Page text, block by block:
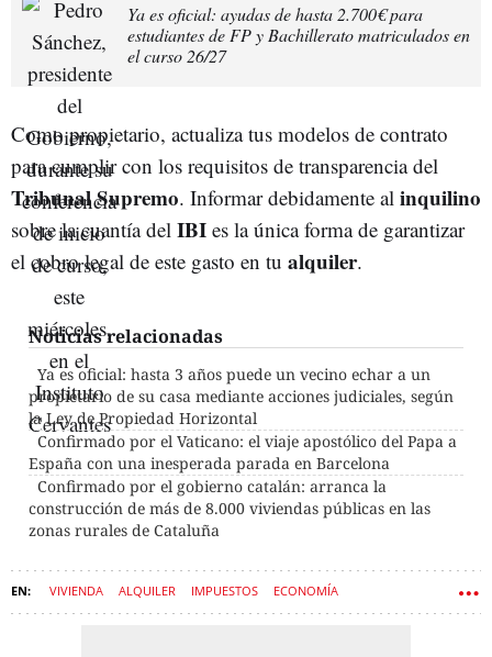
Ya es oficial: ayudas de hasta 2.700€ para
estudiantes de FP y Bachillerato matriculados en
el curso 26/27
Como propietario, actualiza tus modelos de contrato
para cumplir con los requisitos de transparencia del
Tribunal Supremo. Informar debidamente al inquilino
sobre la cuantía del IBI es la única forma de garantizar
el cobro legal de este gasto en tu alquiler.
Noticias relacionadas
Ya es oficial: hasta 3 años puede un vecino echar a un
propietario de su casa mediante acciones judiciales, según
la Ley de Propiedad Horizontal
Confirmado por el Vaticano: el viaje apostólico del Papa a
España con una inesperada parada en Barcelona
Confirmado por el gobierno catalán: arranca la
construcción de más de 8.000 viviendas públicas en las
zonas rurales de Cataluña
VIVIENDA ALQUILER IMPUESTOS ECONOMÍA